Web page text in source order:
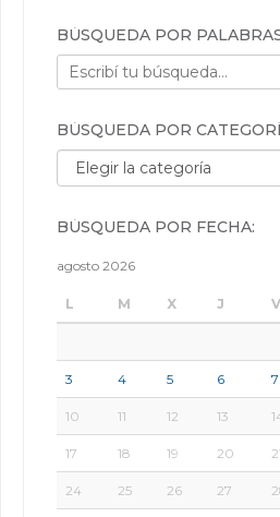
BÚSQUEDA POR
BÚSQUEDA POR
Búsqueda por categorías:
BÚSQUEDA POR FECHA:
agosto 2026
L M X J V
3 4 5 6 7
10 11 12 13
17 18 19 20
24 25 26 27